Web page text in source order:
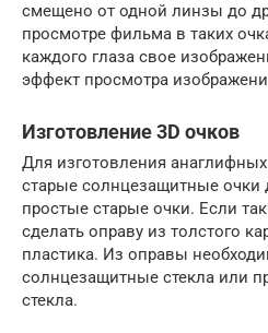
смещено от одной линзы до
просмотре фильма в таких
каждого глаза свое
эффект просмотра
Изготовление 3D очков
Для изготовления
старые солнцезащитные очки
простые старые очки. Если
сделать оправу из толстого
пластика. Из оправы
солнцезащитные стекла или
стекла.